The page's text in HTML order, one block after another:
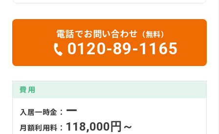
電話でお問い合わせ （無料）
0120-89-1165
費用
入居一時金： ー
月額利用料： 118,000円～